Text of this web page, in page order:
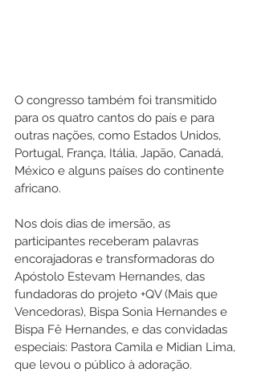
O congresso também foi transmitido
para os quatro cantos do país e para
outras nações, como Estados Unidos,
Portugal, França, Itália, Japão, Canadá,
México e alguns países do continente
africano.
Nos dois dias de imersão, as
participantes receberam palavras
encorajadoras e transformadoras do
Apóstolo Estevam Hernandes, das
fundadoras do projeto +QV (Mais que
Vencedoras), Bispa Sonia Hernandes e
Bispa Fê Hernandes, e das convidadas
especiais: Pastora Camila e Midian Lima,
que levou o público à adoração.